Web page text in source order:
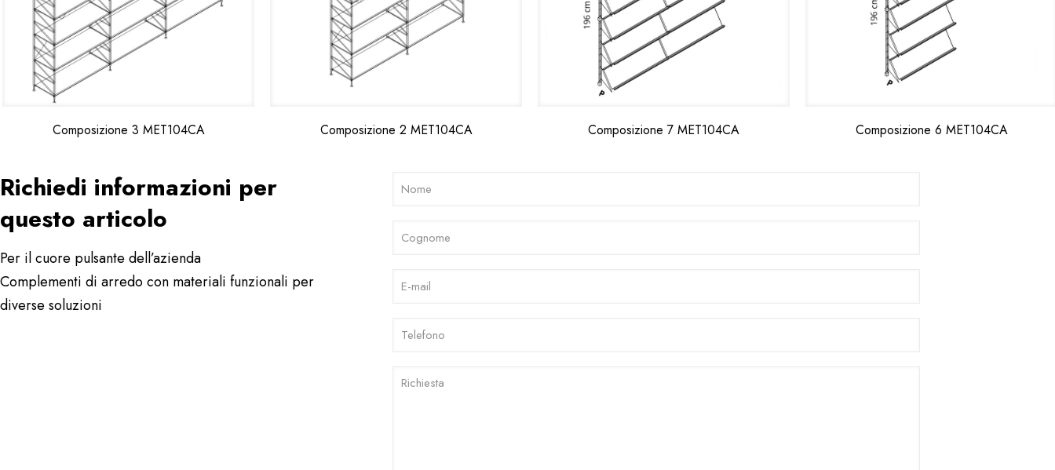
Composizione 3 MET104CA Composizione 2 MET104CA Composizione 7 MET104CA Composizione 6 MET104CA
Richiedi informazioni per
questo articolo
Per il cuore pulsante dell’azienda
Complementi di arredo con materiali funzionali per
diverse soluzioni